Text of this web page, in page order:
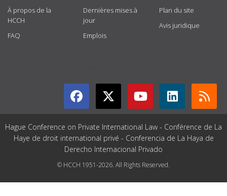
À propos de la
HCCH
FAQ
Dernières mises à
jour
Emplois
Plan du site
Avis juridique
Hague Conference on Private International Law - Conférence de La
Haye de droit international privé - Conferencia de La Haya de
Derecho Internacional Privado
© HCCH 1951-2026. All Rights Reserved.